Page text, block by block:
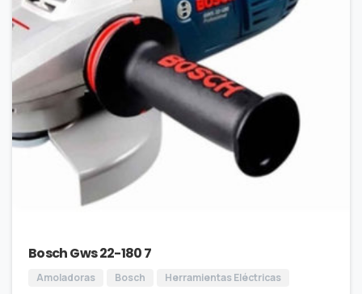
Bosch Gws 22-180 7
Amoladoras Bosch Herramientas Eléctricas